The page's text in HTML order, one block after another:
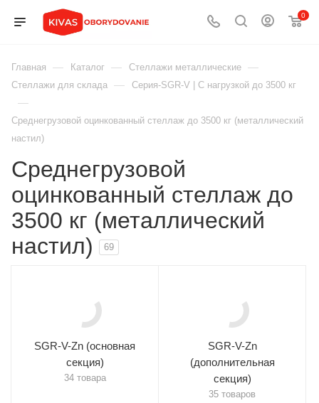
0
Главная — Каталог — Стеллажи металлические —
Стеллажи для склада — Серия-SGR-V | С нагрузкой до 3500 кг
—
Среднегрузовой оцинкованный стеллаж до 3500 кг (металлический
настил)
Среднегрузовой
оцинкованный стеллаж до
3500 кг (металлический
настил)
69
SGR-V-Zn (основная
секция)
34 товара
SGR-V-Zn
(дополнительная
секция)
35 товаров